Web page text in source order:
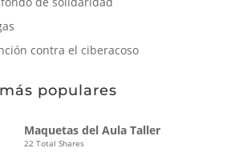
contra el ciberacoso
populares
Maquetas del Aula Taller
22 Total Shares